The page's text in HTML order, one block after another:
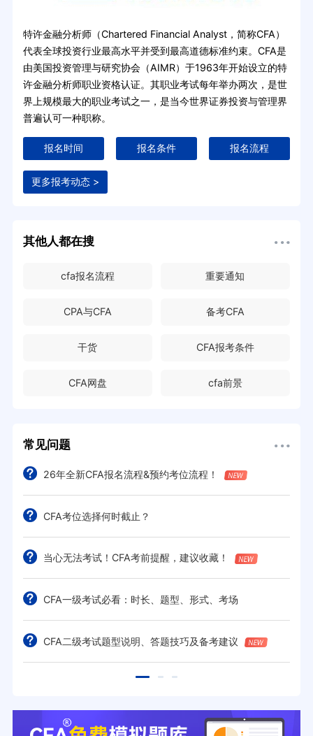
特许金融分析师（Chartered Financial Analyst，简称CFA）
代表全球投资行业最高水平并受到最高道德标准约束。CFA是
由美国投资管理与研究协会（AIMR）于1963年开始设立的特
许金融分析师职业资格认证。其职业考试每年举办两次，是世
界上规模最大的职业考试之一，是当今世界证券投资与管理界
普遍认可一种职称。
报名时间 报名条件 报名流程
更多报考动态 >
其他人都在搜
cfa报名流程 重要通知
CPA与CFA 备考CFA
干货 CFA报考条件
CFA网盘 cfa前景
常见问题
26年全新CFA报名流程&预约考位流程！
CFA考位选择何时截止？
当心无法考试！CFA考前提醒，建议收藏！
CFA一级考试必看：时长、题型、形式、考场
CFA二级考试题型说明、答题技巧及备考建议